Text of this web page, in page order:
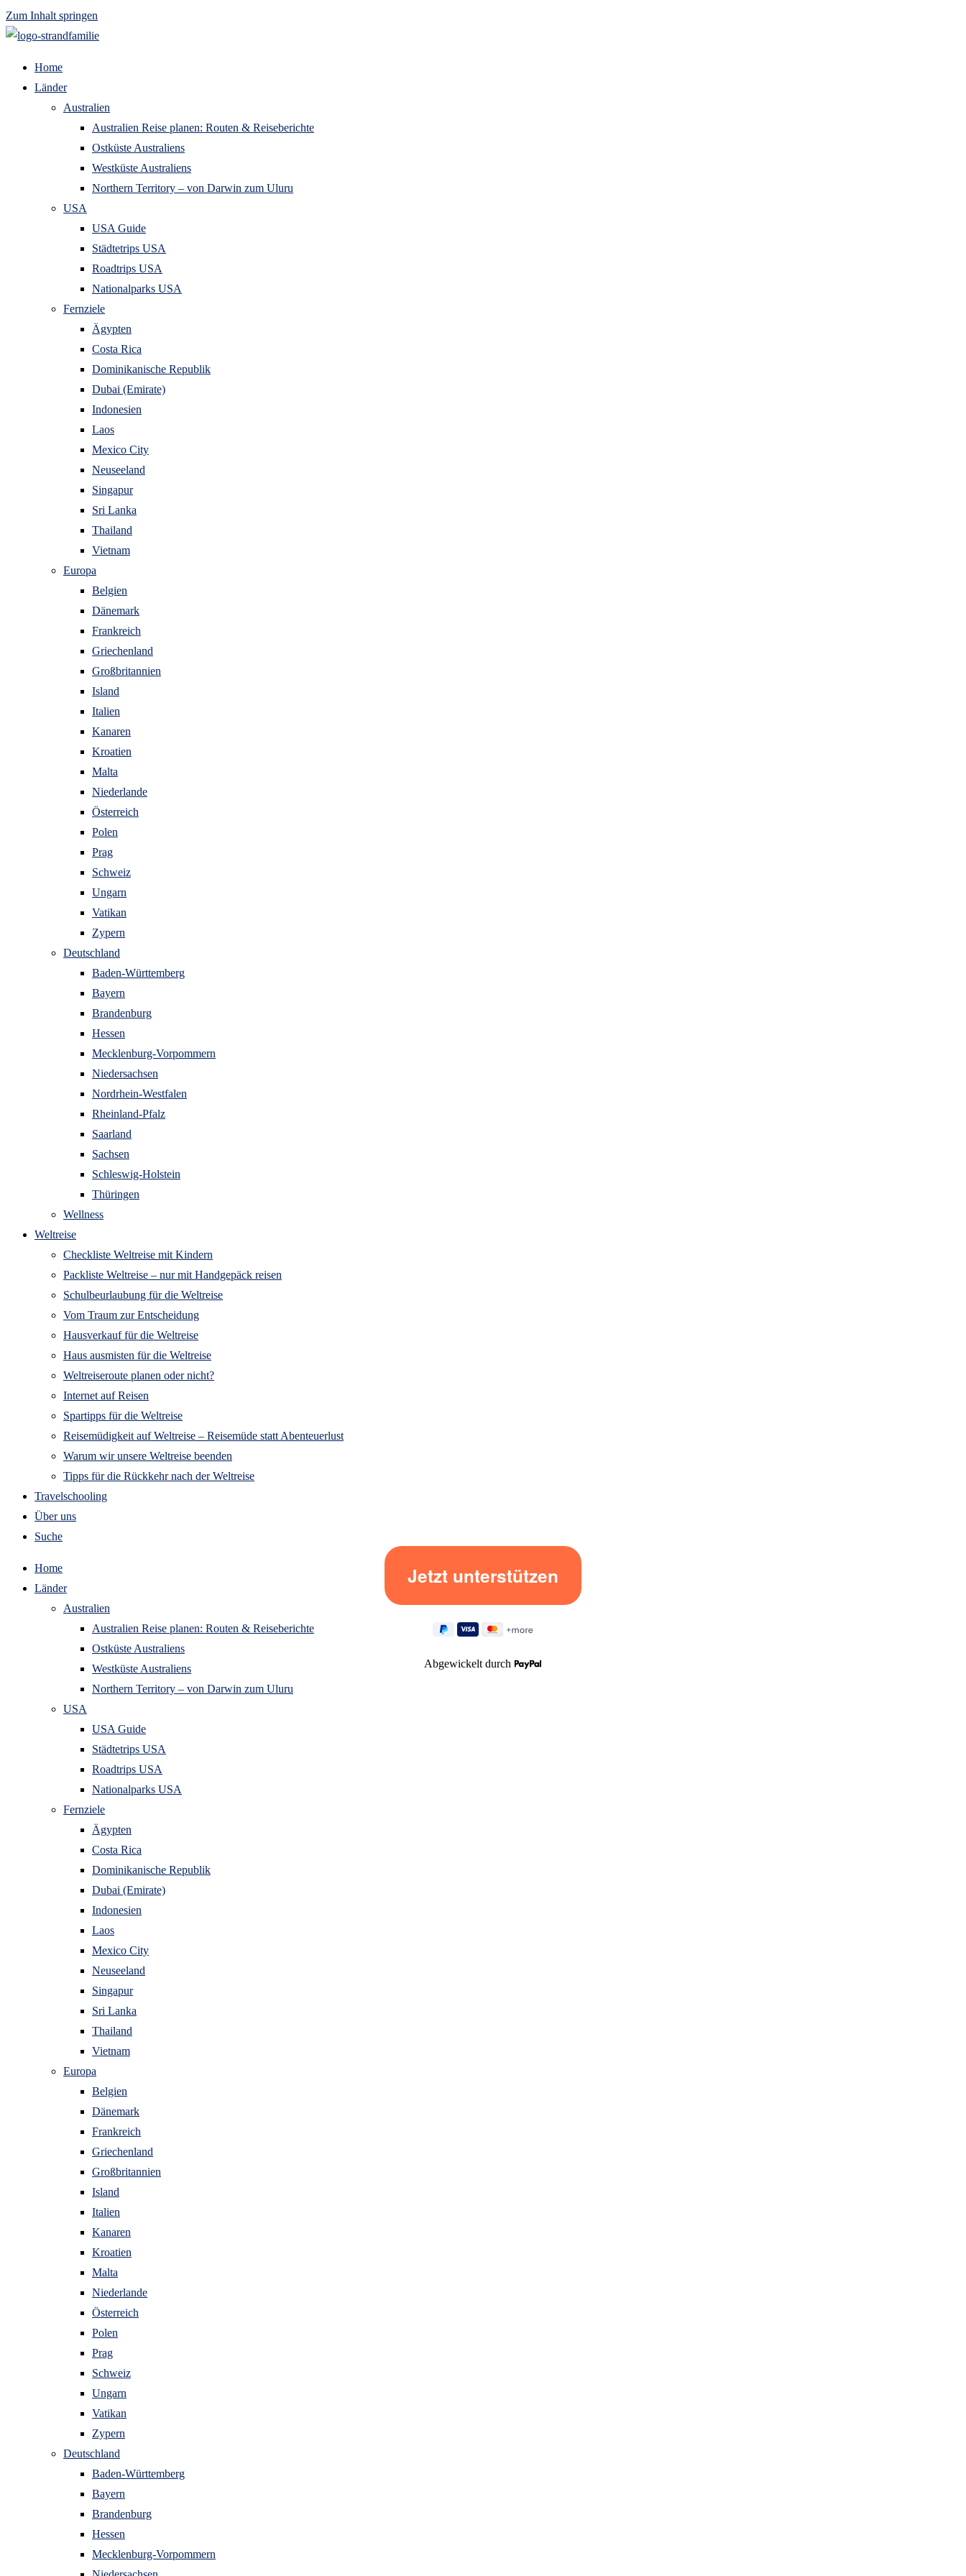
Zum Inhalt springen
Home
Länder
Australien
Australien Reise planen: Routen & Reiseberichte
Ostküste Australiens
Westküste Australiens
Northern Territory – von Darwin zum Uluru
USA
USA Guide
Städtetrips USA
Roadtrips USA
Nationalparks USA
Fernziele
Ägypten
Costa Rica
Dominikanische Republik
Dubai (Emirate)
Indonesien
Laos
Mexico City
Neuseeland
Singapur
Sri Lanka
Thailand
Vietnam
Europa
Belgien
Dänemark
Frankreich
Griechenland
Großbritannien
Island
Italien
Kanaren
Kroatien
Malta
Niederlande
Österreich
Polen
Prag
Schweiz
Ungarn
Vatikan
Zypern
Deutschland
Baden-Württemberg
Bayern
Brandenburg
Hessen
Mecklenburg-Vorpommern
Niedersachsen
Nordrhein-Westfalen
Rheinland-Pfalz
Saarland
Sachsen
Schleswig-Holstein
Thüringen
Wellness
Weltreise
Checkliste Weltreise mit Kindern
Packliste Weltreise – nur mit Handgepäck reisen
Schulbeurlaubung für die Weltreise
Vom Traum zur Entscheidung
Hausverkauf für die Weltreise
Haus ausmisten für die Weltreise
Weltreiseroute planen oder nicht?
Internet auf Reisen
Spartipps für die Weltreise
Reisemüdigkeit auf Weltreise – Reisemüde statt Abenteuerlust
Warum wir unsere Weltreise beenden
Tipps für die Rückkehr nach der Weltreise
Travelschooling
Über uns
Suche
Home
Länder
Australien
Australien Reise planen: Routen & Reiseberichte
Ostküste Australiens
Westküste Australiens
Northern Territory – von Darwin zum Uluru
USA
USA Guide
Städtetrips USA
Roadtrips USA
Nationalparks USA
Fernziele
Ägypten
Costa Rica
Dominikanische Republik
Dubai (Emirate)
Indonesien
Laos
Mexico City
Neuseeland
Singapur
Sri Lanka
Thailand
Vietnam
Europa
Belgien
Dänemark
Frankreich
Griechenland
Großbritannien
Island
Italien
Kanaren
Kroatien
Malta
Niederlande
Österreich
Polen
Prag
Schweiz
Ungarn
Vatikan
Zypern
Deutschland
Baden-Württemberg
Bayern
Brandenburg
Hessen
Mecklenburg-Vorpommern
Abgewickelt durch